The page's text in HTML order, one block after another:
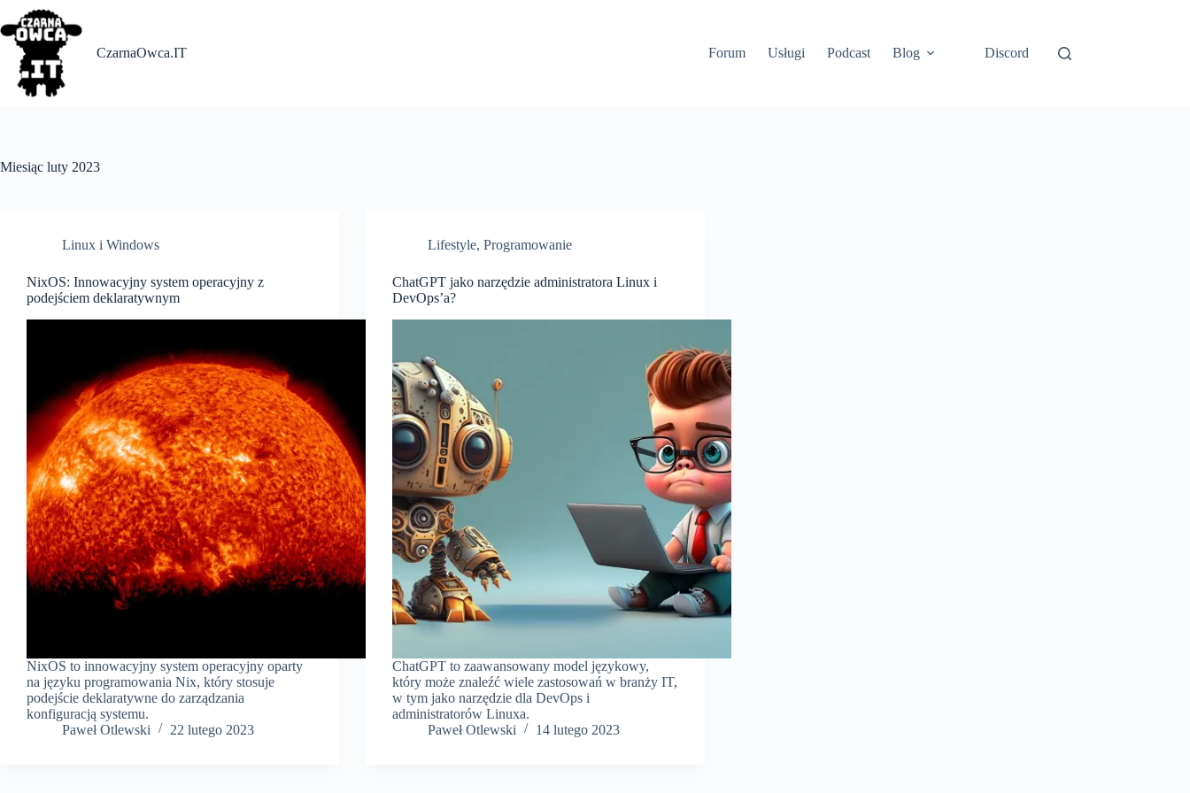
to
content
CzarnaOwca.IT
Forum Usługi Podcast Blog Discord
Miesiąc luty 2023
Linux i Windows
NixOS: Innowacyjny system operacyjny z
podejściem deklaratywnym
NixOS to innowacyjny system operacyjny oparty
na języku programowania Nix, który stosuje
podejście deklaratywne do zarządzania
konfiguracją systemu.
Paweł Otlewski
22 lutego 2023
Lifestyle,Programowanie
ChatGPT jako narzędzie administratora Linux i
DevOps’a?
ChatGPT to zaawansowany model językowy,
który może znaleźć wiele zastosowań w branży IT,
w tym jako narzędzie dla DevOps i
administratorów Linuxa.
Paweł Otlewski
14 lutego 2023